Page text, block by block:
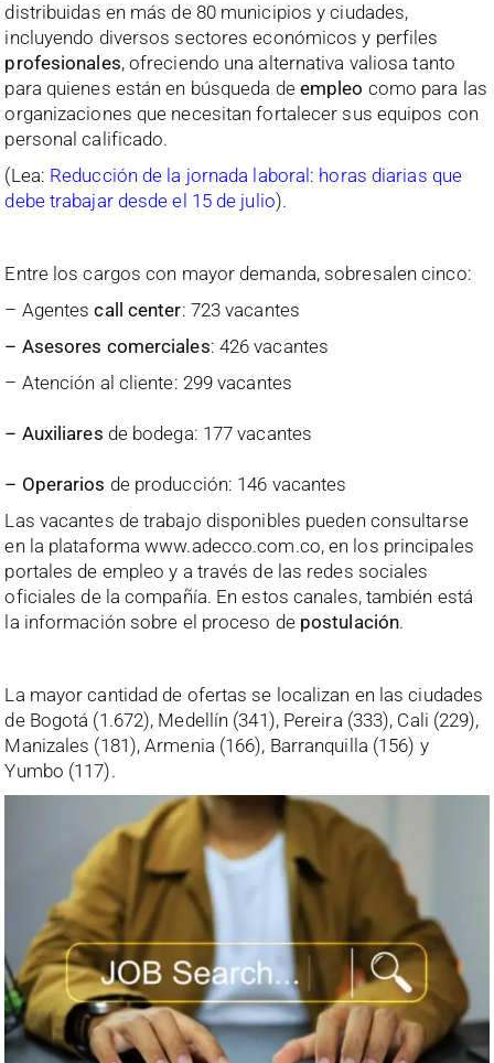
distribuidas en más de 80 municipios y ciudades,
incluyendo diversos sectores económicos y perfiles
profesionales, ofreciendo una alternativa valiosa tanto
para quienes están en búsqueda de empleo como para las
organizaciones que necesitan fortalecer sus equipos con
personal calificado.
(Lea: Reducción de la jornada laboral: horas diarias que
debe trabajar desde el 15 de julio).
Entre los cargos con mayor demanda, sobresalen cinco:
– Agentescall center: 723 vacantes
– Asesores comerciales: 426 vacantes
– Atención al cliente: 299 vacantes
– Auxiliares de bodega: 177 vacantes
– Operarios de producción: 146 vacantes
Las vacantes de trabajo disponibles pueden consultarse
en la plataforma www.adecco.com.co, en los principales
portales de empleo y a través de las redes sociales
oficiales de la compañía. En estos canales, también está
la información sobre el proceso de postulación.
La mayor cantidad de ofertas se localizan en las ciudades
de Bogotá (1.672), Medellín (341), Pereira (333), Cali (229),
Manizales (181), Armenia (166), Barranquilla (156) y
Yumbo (117).